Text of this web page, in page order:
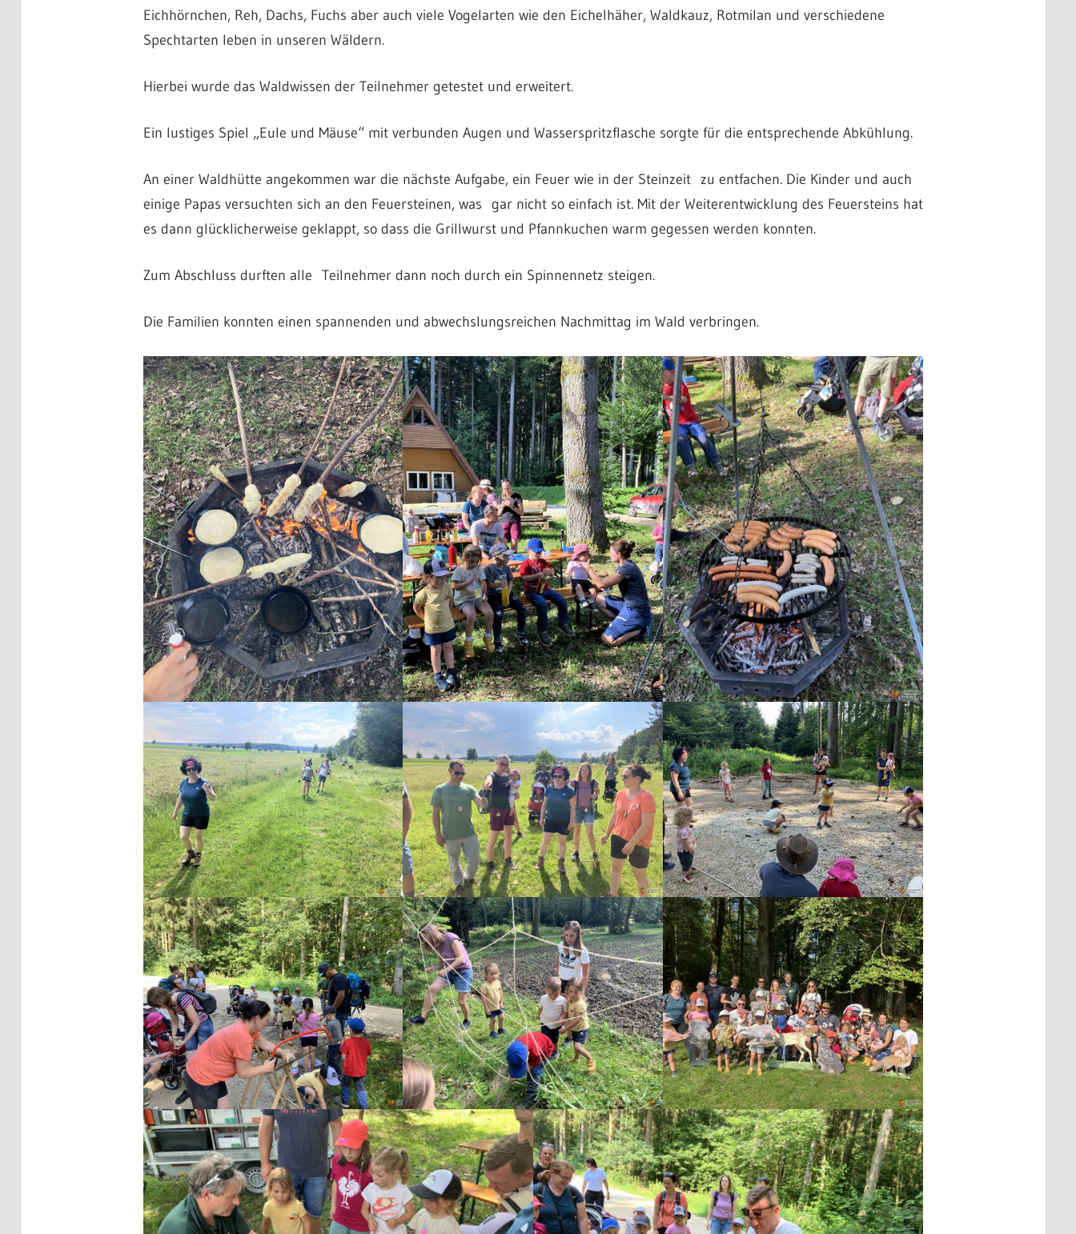
Eichhörnchen, Reh, Dachs, Fuchs aber auch viele Vogelarten wie den Eichelhäher, Waldkauz, Rotmilan und verschiedene
Spechtarten leben in unseren Wäldern.
Hierbei wurde das Waldwissen der Teilnehmer getestet und erweitert.
Ein lustiges Spiel „Eule und Mäuse“ mit verbunden Augen und Wasserspritzflasche sorgte für die entsprechende Abkühlung.
An einer Waldhütte angekommen war die nächste Aufgabe, ein Feuer wie in der Steinzeit zu entfachen. Die Kinder und auch
einige Papas versuchten sich an den Feuersteinen, was gar nicht so einfach ist. Mit der Weiterentwicklung des Feuersteins hat
es dann glücklicherweise geklappt, so dass die Grillwurst und Pfannkuchen warm gegessen werden konnten.
Zum Abschluss durften alle Teilnehmer dann noch durch ein Spinnennetz steigen.
Die Familien konnten einen spannenden und abwechslungsreichen Nachmittag im Wald verbringen.